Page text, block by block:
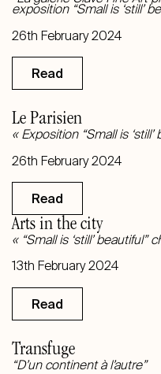
exposition “Small is ‘still’
26th February 2024
Read
Le Parisien
« Exposition “Small is ‘still’
26th February 2024
Read
Arts in the city
« “Small is ‘still’ beautiful”
13th February 2024
Read
Transfuge
“D’un continent à l’autre”